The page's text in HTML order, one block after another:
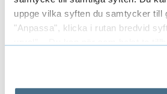
uppge vilka syften du samtycker till
"Anpassa", klicka i rutan bredvid
Läs mer